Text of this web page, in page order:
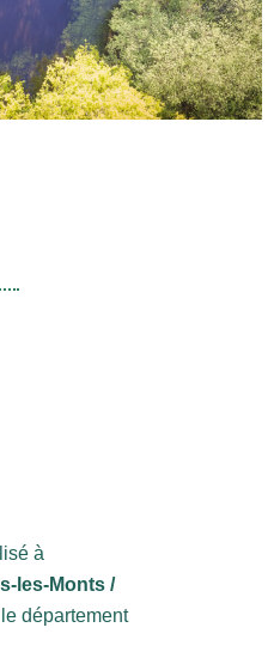
à
les-Monts /
département